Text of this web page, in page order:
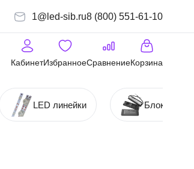
1@led-sib.ru8 (800) 551-61-10
КабинетИзбранноеСравнениеКорзина
LED линейки Блоки